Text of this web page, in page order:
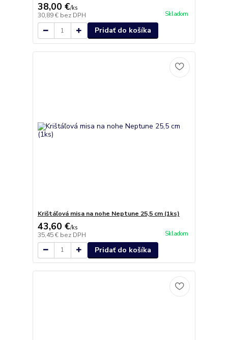
38,00 €/ks
30,89 € bez DPH Skladom
Pridať do košíka
Krištáľová misa na nohe Neptune 25,5 cm (1ks)
43,60 €/ks
35,45 € bez DPH Skladom
Pridať do košíka